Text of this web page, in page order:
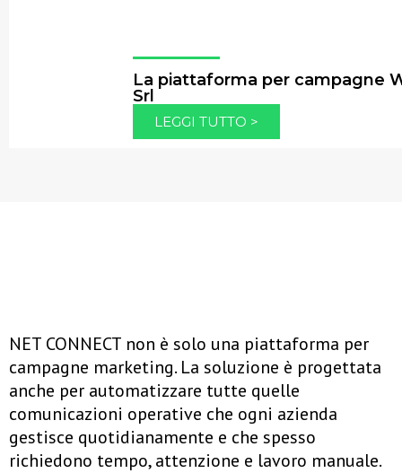
La piattaforma per campagne
Srl
LEGGI TUTTO >
NET CONNECT non è solo una piattaforma per
campagne marketing. La soluzione è progettata
anche per automatizzare tutte quelle
comunicazioni operative che ogni azienda
gestisce quotidianamente e che spesso
richiedono tempo, attenzione e lavoro manuale.